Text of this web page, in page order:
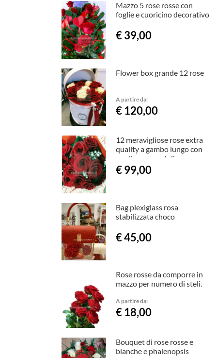
Mazzo 5 rose rosse con
foglie e cuoricino decorativo
€ 39,00
Flower box grande 12 rose
A partire da:
€ 120,00
12 meravigliose rose extra
quality a gambo lungo con
verdi ornamentali e
raffinata confezione.
€ 99,00
Bag plexiglass rosa
stabilizzata choco
€ 45,00
Rose rosse da comporre in
mazzo per numero di steli.
A partire da:
€ 18,00
Bouquet di rose rosse e
bianche e phalenopsis